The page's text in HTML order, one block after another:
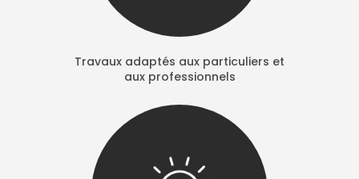
Travaux adaptés aux particuliers et
aux professionnels